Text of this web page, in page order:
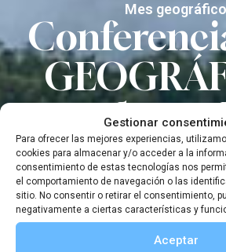
Gestionar
Para ofrecer las mejores experiencias,
cookies para almacenar y/o acceder a la
consentimiento de estas tecnologías nos
el comportamiento de navegación o las
sitio. No consentir o retirar el consentimiento,
negativamente a ciertas características y
Aceptar
Mes geográfico
avifauna de